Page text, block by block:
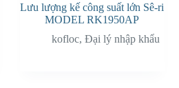
Lưu lượng kế công suất lớn Sê-ri
MODEL RK1950AP
kofloc,Đại lý nhập khẩu